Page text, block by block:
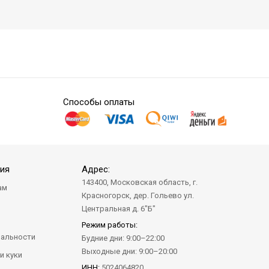
Способы оплаты
куки
Адрес:
143400, Московская область, г.
Красногорск, дер. Гольево ул.
Центральная д. 6"Б"
Режим работы:
Будние дни: 9:00–22:00
Выходные дни: 9:00–20:00